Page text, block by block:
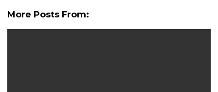
More Posts From: